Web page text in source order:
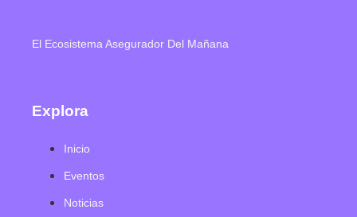
El Ecosistema Asegurador Del Mañana
Explora
Inicio
Eventos
Noticias